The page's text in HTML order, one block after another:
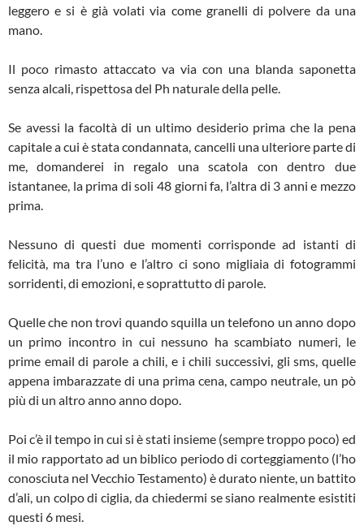
leggero e si è già volati via come granelli di polvere da una
mano.
Il poco rimasto attaccato va via con una blanda saponetta
senza alcali, rispettosa del Ph naturale della pelle.
Se avessi la facoltà di un ultimo desiderio prima che la pena
capitale a cui è stata condannata, cancelli una ulteriore parte di
me, domanderei in regalo una scatola con dentro due
istantanee, la prima di soli 48 giorni fa, l’altra di 3 anni e mezzo
prima.
Nessuno di questi due momenti corrisponde ad istanti di
felicità, ma tra l’uno e l’altro ci sono migliaia di fotogrammi
sorridenti, di emozioni, e soprattutto di parole.
Quelle che non trovi quando squilla un telefono un anno dopo
un primo incontro in cui nessuno ha scambiato numeri, le
prime email di parole a chili, e i chili successivi, gli sms, quelle
appena imbarazzate di una prima cena, campo neutrale, un pò
più di un altro anno anno dopo.
Poi c’è il tempo in cui si è stati insieme (sempre troppo poco) ed
il mio rapportato ad un biblico periodo di corteggiamento (l’ho
conosciuta nel Vecchio Testamento) è durato niente, un battito
d’ali, un colpo di ciglia, da chiedermi se siano realmente esistiti
questi 6 mesi.